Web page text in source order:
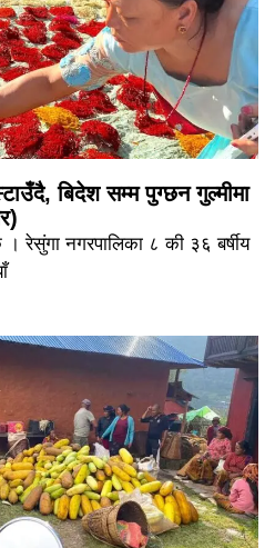
बिदेश सम्म पुग्छन गुल्मीमा
। रेसुंगा नगरपालिका ८ की ३६ बर्षीय